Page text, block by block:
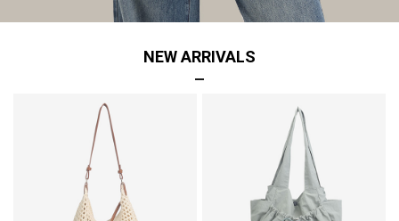
NEW ARRIVALS